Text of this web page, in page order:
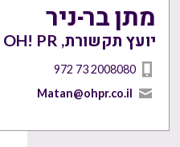
מתן בר-ניר
יועץ תקשורת, OH! PR
972 73 2008080
Matan@ohpr.co.il